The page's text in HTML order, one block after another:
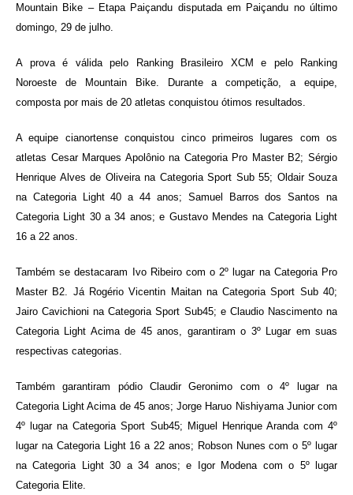
Mountain Bike – Etapa Paiçandu disputada em Paiçandu no último
domingo, 29 de julho.
A prova é válida pelo Ranking Brasileiro XCM e pelo Ranking
Noroeste de Mountain Bike. Durante a competição, a equipe,
composta por mais de 20 atletas conquistou ótimos resultados.
A equipe cianortense conquistou cinco primeiros lugares com os
atletas Cesar Marques Apolônio na Categoria Pro Master B2; Sérgio
Henrique Alves de Oliveira na Categoria Sport Sub 55; Oldair Souza
na Categoria Light 40 a 44 anos; Samuel Barros dos Santos na
Categoria Light 30 a 34 anos; e Gustavo Mendes na Categoria Light
16 a 22 anos.
Também se destacaram Ivo Ribeiro com o 2º lugar na Categoria Pro
Master B2. Já Rogério Vicentin Maitan na Categoria Sport Sub 40;
Jairo Cavichioni na Categoria Sport Sub45; e Claudio Nascimento na
Categoria Light Acima de 45 anos, garantiram o 3º Lugar em suas
respectivas categorias.
Também garantiram pódio Claudir Geronimo com o 4º lugar na
Categoria Light Acima de 45 anos; Jorge Haruo Nishiyama Junior com
4º lugar na Categoria Sport Sub45; Miguel Henrique Aranda com 4º
lugar na Categoria Light 16 a 22 anos; Robson Nunes com o 5º lugar
na Categoria Light 30 a 34 anos; e Igor Modena com o 5º lugar
Categoria Elite.